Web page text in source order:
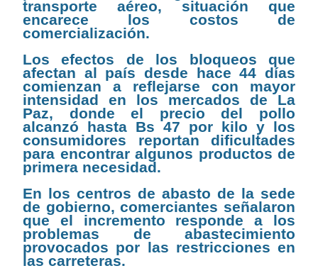
transporte aéreo, situación que
encarece los costos de
comercialización.
Los efectos de los bloqueos que
afectan al país desde hace 44 días
comienzan a reflejarse con mayor
intensidad en los mercados de La
Paz, donde el precio del pollo
alcanzó hasta Bs 47 por kilo y los
consumidores reportan dificultades
para encontrar algunos productos de
primera necesidad.
En los centros de abasto de la sede
de gobierno, comerciantes señalaron
que el incremento responde a los
problemas de abastecimiento
provocados por las restricciones en
las carreteras.